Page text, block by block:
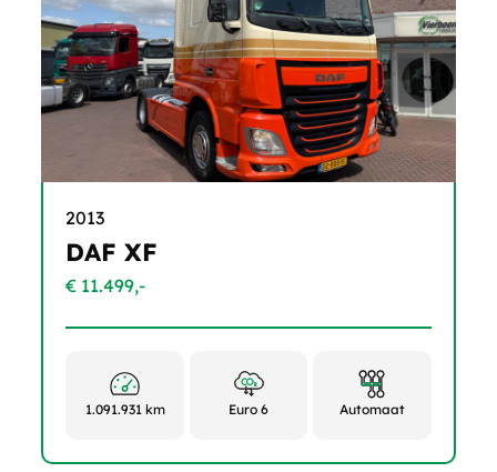
2013
DAF XF
€ 11.499,-
1.091.931 km Euro 6 Automaat